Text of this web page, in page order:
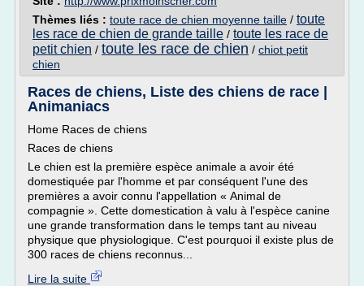
Thèmes liés : toute race de chien moyenne taille / toute
les race de chien de grande taille / toute les race de
petit chien / toute les race de chien / chiot petit
chien
Races de chiens, Liste des chiens de race |
Animaniacs
Home Races de chiens
Races de chiens
Le chien est la première espèce animale a avoir été
domestiquée par l'homme et par conséquent l'une des
premières a avoir connu l'appellation « Animal de
compagnie ». Cette domestication à valu à l'espèce canine
une grande transformation dans le temps tant au niveau
physique que physiologique. C'est pourquoi il existe plus de
300 races de chiens reconnus...
Lire la suite